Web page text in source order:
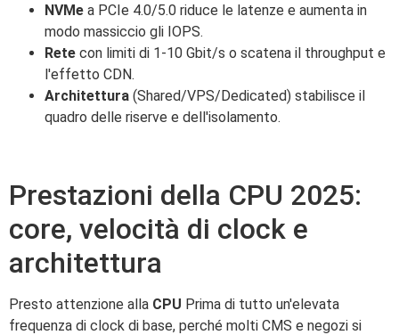
NVMe a PCIe 4.0/5.0 riduce le latenze e aumenta in
modo massiccio gli IOPS.
Rete con limiti di 1-10 Gbit/s o scatena il throughput e
l'effetto CDN.
Architettura (Shared/VPS/Dedicated) stabilisce il
quadro delle riserve e dell'isolamento.
Prestazioni della CPU 2025:
core, velocità di clock e
architettura
Presto attenzione alla CPU Prima di tutto un'elevata
frequenza di clock di base, perché molti CMS e negozi si